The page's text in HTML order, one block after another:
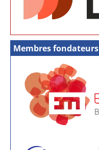
Membres fondateurs